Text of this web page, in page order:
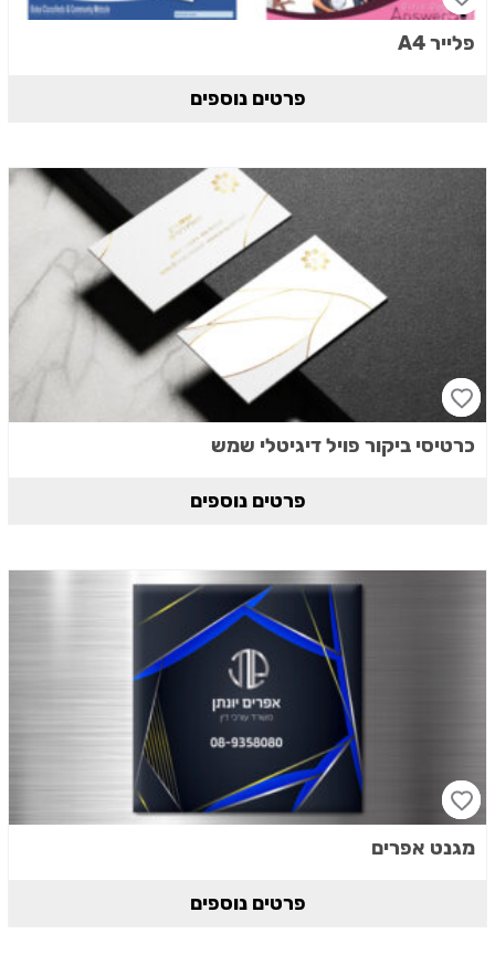
פלייר A4
פרטים נוספים
כרטיסי ביקור פויל דיגיטלי שמש
פרטים נוספים
מגנט אפרים
פרטים נוספים